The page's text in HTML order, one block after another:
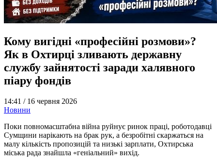
Кому вигідні «професійні розмови»?
Як в Охтирці зливають державну
службу зайнятості заради халявного
піару фондів
14:41 / 16 червня 2026
Новини
Поки повномасштабна війна руйнує ринок праці, роботодавці
Сумщини нарікають на брак рук, а безробітні скаржаться на
малу кількість пропозицій та низькі зарплати, Охтирська
міська рада знайшла «геніальний» вихід.